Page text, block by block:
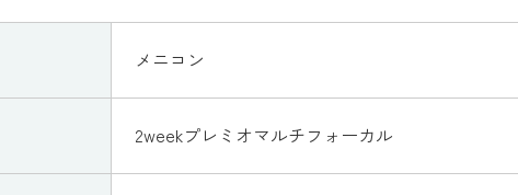
メニコン
2weekプレミオマルチフォーカル